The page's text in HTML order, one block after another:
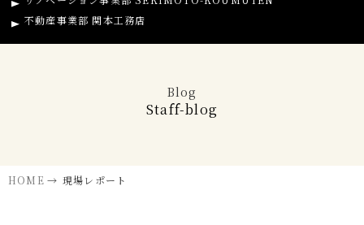
不動産事業部 関本工務店
Blog
Staff-blog
HOME 現場レポート